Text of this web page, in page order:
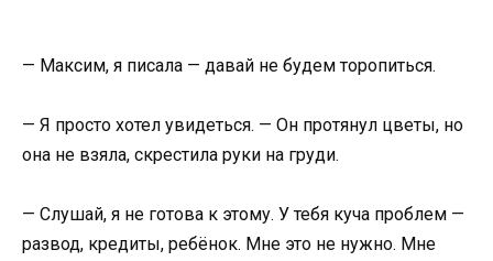
— Максим, я писала — давай не будем торопиться.
— Я просто хотел увидеться. — Он протянул цветы, но
она не взяла, скрестила руки на груди.
— Слушай, я не готова к этому. У тебя куча проблем —
развод, кредиты, ребёнок. Мне это не нужно. Мне